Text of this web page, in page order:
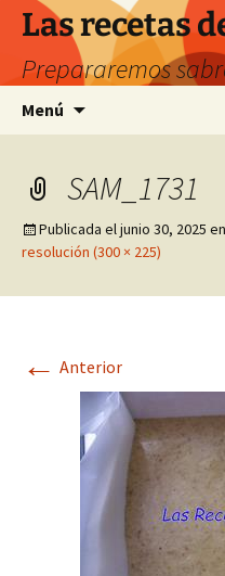
Saltar
contenido
Las recetas
Prepararemos
Menú
SAM_1731
Publicada eljunio 30, 2025 en
resolución (300 × 225)
← Anterior